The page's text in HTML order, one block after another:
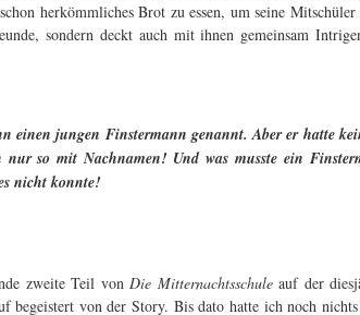
herkömmliches Brot zu essen, um seine
sondern deckt auch mit ihnen gemeinsam
einen jungen Finstermann genannt. Aber er hatte
so mit Nachnamen! Und was musste ein
nicht konnte!
zweite Teil von Die Mitternachtsschule auf der
begeistert von der Story. Bis dato hatte ich noch